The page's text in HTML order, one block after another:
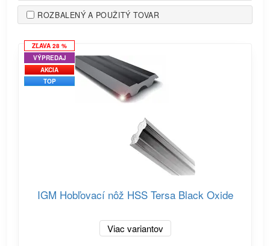
ROZBALENÝ A POUŽITÝ TOVAR
ZĽAVA 28 %
VÝPREDAJ
AKCIA
TOP
IGM Hobľovací nôž HSS Tersa Black Oxide
Viac variantov